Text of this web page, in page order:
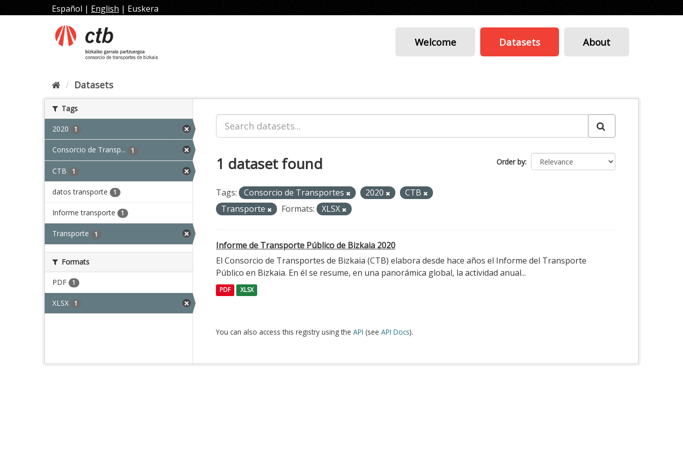
to
Español | English | Euskera
Welcome Datasets About
Datasets
Tags
2020 1
Consorcio de Transp... 1
CTB 1
datos transporte 1
Informe transporte 1
Transporte 1
Formats
PDF 1
XLSX 1
Order by
1 dataset found
Tags: Consorcio de Transportes 2020
CTB
Transporte
Formats: XLSX
Informe de Transporte Público de Bizkaia 2020
El Consorcio de Transportes de Bizkaia (CTB) elabora desde hace años el Informe del Transporte
Público en Bizkaia. En él se resume, en una panorámica global, la actividad anual...
PDF XLSX
You can also access this registry using the API (see API Docs).